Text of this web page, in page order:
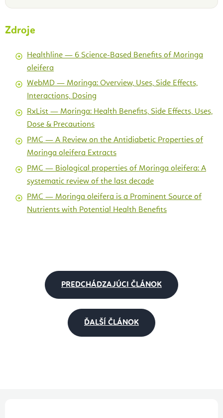
Zdroje
Healthline — 6 Science-Based Benefits of Moringa
oleifera
WebMD — Moringa: Overview, Uses, Side Effects,
Interactions, Dosing
RxList — Moringa: Health Benefits, Side Effects, Uses,
Dose & Precautions
PMC — A Review on the Antidiabetic Properties of
Moringa oleifera Extracts
PMC — Biological properties of Moringa oleifera: A
systematic review of the last decade
PMC — Moringa oleifera is a Prominent Source of
Nutrients with Potential Health Benefits
PREDCHÁDZAJÚCI ČLÁNOK
ĎALŠÍ ČLÁNOK